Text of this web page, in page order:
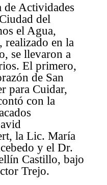
de Actividades
del
el Agua,
realizado en la
se llevaron a
El primero,
de San
para Cuidar,
con la
la Lic. María
y el Dr.
Castillo, bajo
Trejo.